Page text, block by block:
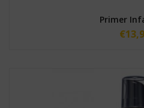
Primer
€